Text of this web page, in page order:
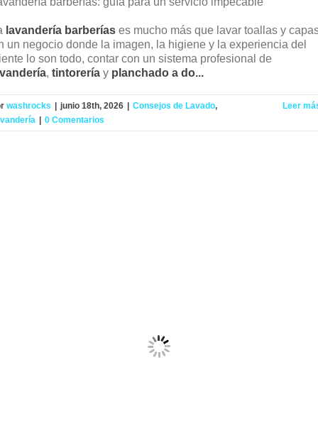
lavandería barberías es mucho más que lavar toallas y
un negocio donde la imagen, la higiene y la experiencia del
lo son todo, contar con un sistema profesional de
, tintorería y planchado a do...
washrocks junio 18th, 2026 Consejos de Lavado,
0 Comentarios
Leer